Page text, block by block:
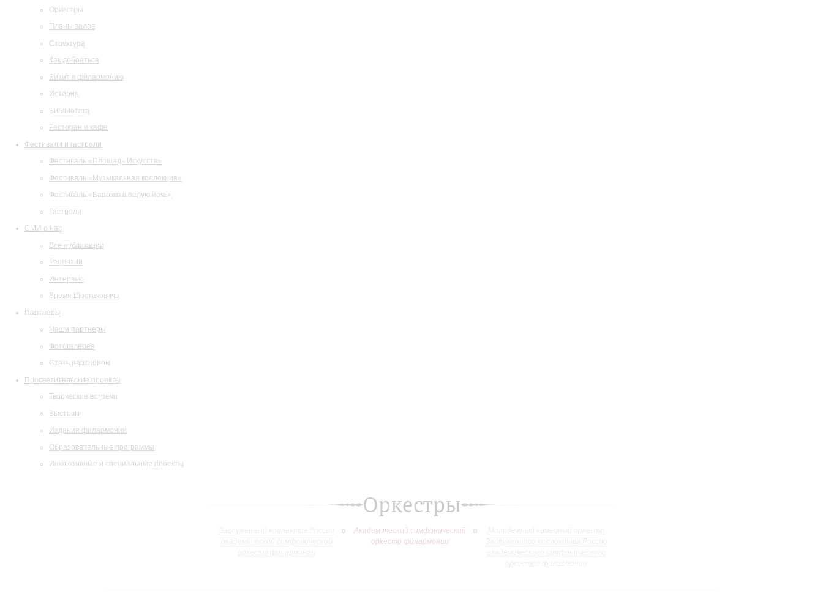
Оркестры
Планы залов
Структура
Как добраться
Визит в филармонию
История
Библиотека
Ресторан и кафе
Фестивали и гастроли
Фестиваль «Площадь Искусств»
Фестиваль «Музыкальная коллекция»
Фестиваль «Барокко в белую ночь»
Гастроли
СМИ о нас
Все публикации
Рецензии
Интервью
Время Шостаковича
Партнеры
Наши партнеры
Фотогалерея
Стать партнером
Просветительские проекты
Творческие встречи
Выставки
Издания филармонии
Образовательные программы
Инклюзивные и специальные проекты
Оркестры
Академический симфонический
оркестр филармонии